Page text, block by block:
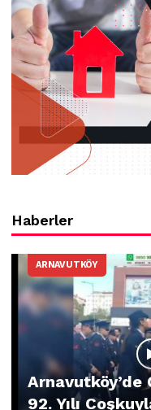
Haberler
ARNAVUTKÖY
Arnavutköy’de
92. Yılı